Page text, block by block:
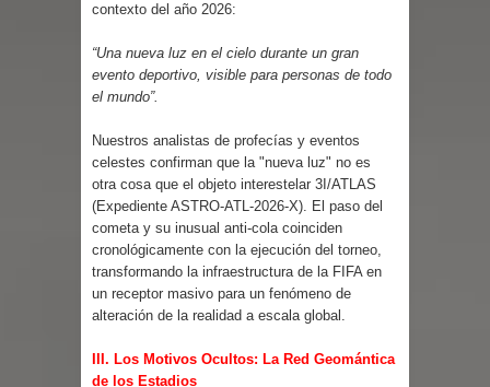
contexto del año 2026:
“Una nueva luz en el cielo durante un gran
evento deportivo, visible para personas de todo
el mundo”.
Nuestros analistas de profecías y eventos
celestes confirman que la "nueva luz" no es
otra cosa que el objeto interestelar 3I/ATLAS
(Expediente ASTRO-ATL-2026-X). El paso del
cometa y su inusual anti-cola coinciden
cronológicamente con la ejecución del torneo,
transformando la infraestructura de la FIFA en
un receptor masivo para un fenómeno de
alteración de la realidad a escala global.
III. Los Motivos Ocultos: La Red Geomántica
de los Estadios